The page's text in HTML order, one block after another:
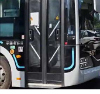
Play
00:00